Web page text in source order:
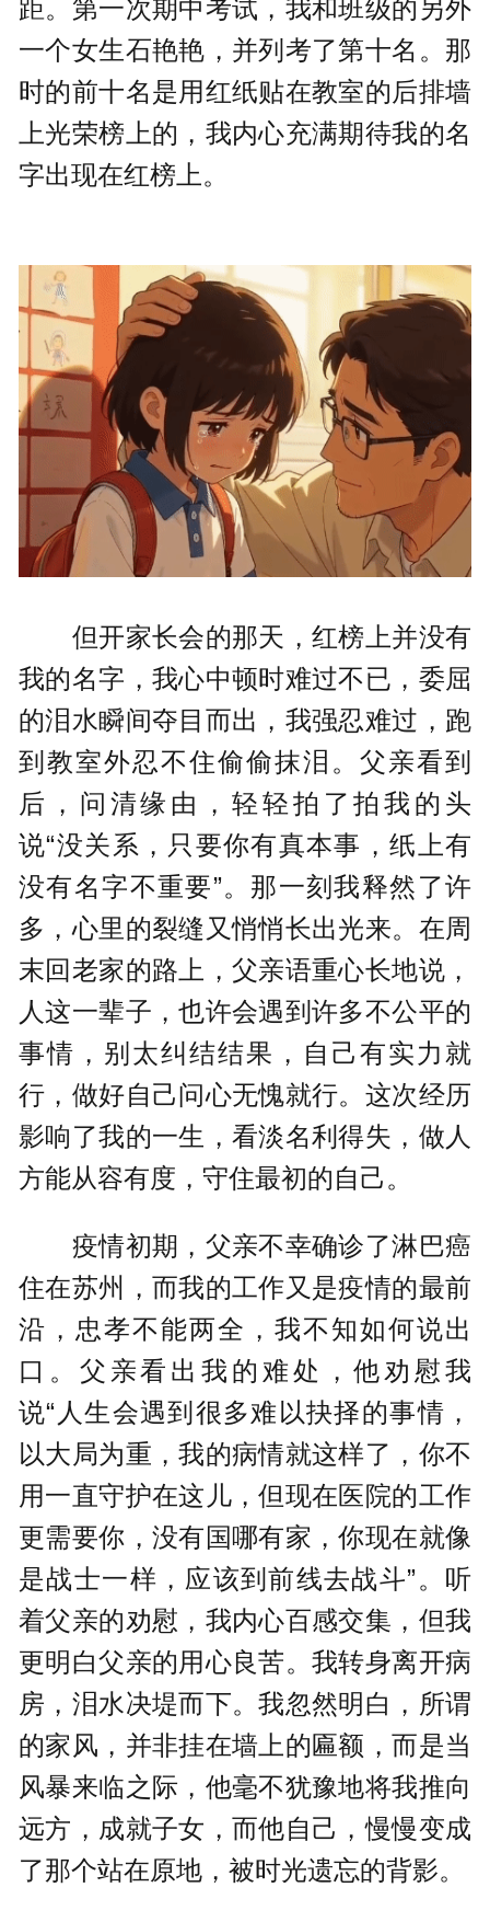
距。第一次期中考试，我和班级的另外
一个女生石艳艳，并列考了第十名。那
时的前十名是用红纸贴在教室的后排墙
上光荣榜上的，我内心充满期待我的名
字出现在红榜上。
但开家长会的那天，红榜上并没有
我的名字，我心中顿时难过不已，委屈
的泪水瞬间夺目而出，我强忍难过，跑
到教室外忍不住偷偷抹泪。父亲看到
后，问清缘由，轻轻拍了拍我的头
说“没关系，只要你有真本事，纸上有
没有名字不重要”。那一刻我释然了许
多，心里的裂缝又悄悄长出光来。在周
末回老家的路上，父亲语重心长地说，
人这一辈子，也许会遇到许多不公平的
事情，别太纠结结果，自己有实力就
行，做好自己问心无愧就行。这次经历
影响了我的一生，看淡名利得失，做人
方能从容有度，守住最初的自己。
疫情初期，父亲不幸确诊了淋巴癌
住在苏州，而我的工作又是疫情的最前
沿，忠孝不能两全，我不知如何说出
口。父亲看出我的难处，他劝慰我
说“人生会遇到很多难以抉择的事情，
以大局为重，我的病情就这样了，你不
用一直守护在这儿，但现在医院的工作
更需要你，没有国哪有家，你现在就像
是战士一样，应该到前线去战斗”。听
着父亲的劝慰，我内心百感交集，但我
更明白父亲的用心良苦。我转身离开病
房，泪水决堤而下。我忽然明白，所谓
的家风，并非挂在墙上的匾额，而是当
风暴来临之际，他毫不犹豫地将我推向
远方，成就子女，而他自己，慢慢变成
了那个站在原地，被时光遗忘的背影。